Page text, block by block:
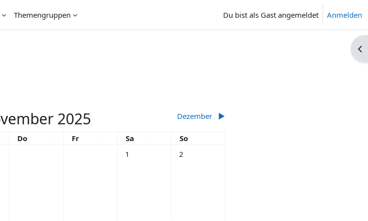
Themengruppen Du bist als Gast angemeldet Anmelden
2025 Dezember ▶︎
Donnerstag
Do Freitag
Fr Samstag
Sa Sonntag
So
Keine Termine, Samstag, 1. November
1 Keine Termine, Sonntag, 2. November
2